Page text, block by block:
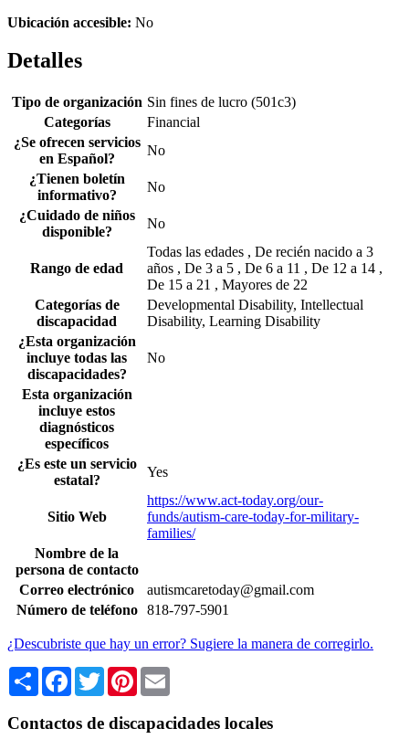
Ubicación accesible: No
Detalles
Tipo de organización Sin fines de lucro (501c3)
Categorías
Financial
¿Se ofrecen servicios
en Español?
No
¿Tienen boletín
informativo?
No
¿Cuidado de niños
disponible?
No
Rango de edad
Todas las edades , De recién nacido a 3
años , De 3 a 5 , De 6 a 11 , De 12 a 14 ,
De 15 a 21 , Mayores de 22
Categorías de
discapacidad
Developmental Disability, Intellectual
Disability, Learning Disability
¿Esta organización
incluye todas las
discapacidades?
No
Esta organización
incluye estos
diagnósticos
específicos
¿Es este un servicio
estatal?
Yes
Sitio Web
https://www.act-today.org/our-
funds/autism-care-today-for-military-
families/
Nombre de la
persona de contacto
Correo electrónico
autismcaretoday@gmail.com
Número de teléfono
818-797-5901
¿Descubriste que hay un error? Sugiere la manera de corregirlo.
Share Facebook
TwitterPinterest
Contactos de discapacidades locales